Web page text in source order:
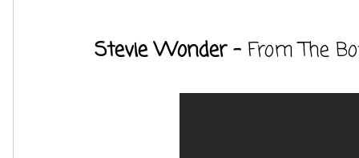
Stevie Wonder - From The